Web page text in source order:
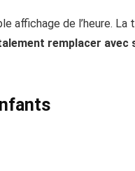
affichage de l’heure.
remplacer avec